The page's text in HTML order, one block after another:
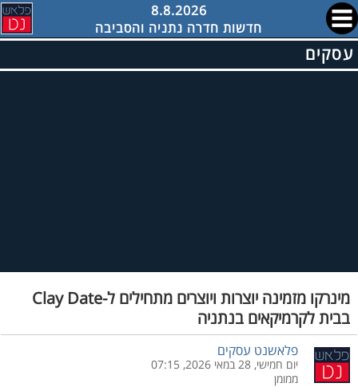
8.8.2026
חדשות חדרה נתניה והסביבה
עסקים
מינרקו מזמינה יוצרות ויוצרים מתחילים ל-Clay Date
בבית לקרמיקאים בנתניה
פלאשנט עסקים
יום חמישי, 28 במאי 2026, 07:15
ממומן